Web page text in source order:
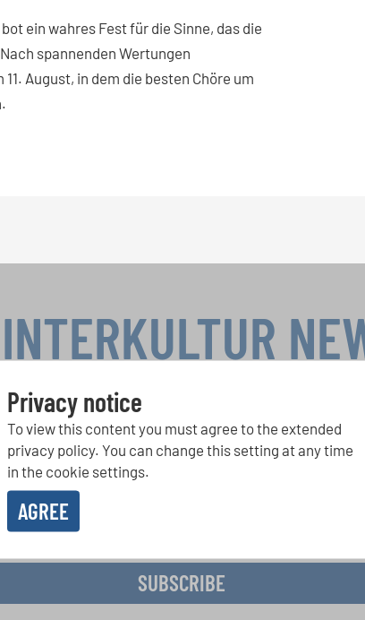
ein wahres Fest für die Sinne, das die
spannenden Wertungen
August, in dem die besten Chöre um
Privacy notice
To view this content you must agree to the extended
privacy policy. You can change this setting at any time
in the cookie settings.
AGREE
Sing Along Projects: Learn more about
free INTERKULTUR newsletter.
newsletter and accept the
SUBSCRIBE